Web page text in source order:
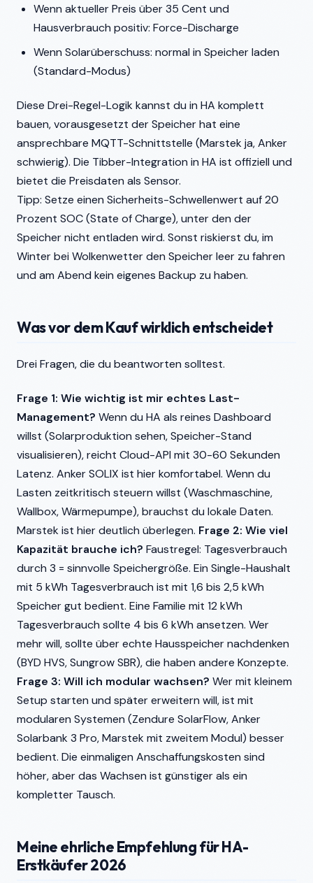
Wenn aktueller Preis über 35 Cent und
Hausverbrauch positiv: Force-Discharge
Wenn Solarüberschuss: normal in Speicher laden
(Standard-Modus)
Diese Drei-Regel-Logik kannst du in HA komplett
bauen, vorausgesetzt der Speicher hat eine
ansprechbare MQTT-Schnittstelle (Marstek ja, Anker
schwierig). Die Tibber-Integration in HA ist offiziell und
bietet die Preisdaten als Sensor.
Tipp: Setze einen Sicherheits-Schwellenwert auf 20
Prozent SOC (State of Charge), unter den der
Speicher nicht entladen wird. Sonst riskierst du, im
Winter bei Wolkenwetter den Speicher leer zu fahren
und am Abend kein eigenes Backup zu haben.
Was vor dem Kauf wirklich entscheidet
Drei Fragen, die du beantworten solltest.
Frage 1: Wie wichtig ist mir echtes Last-
Management? Wenn du HA als reines Dashboard
willst (Solarproduktion sehen, Speicher-Stand
visualisieren), reicht Cloud-API mit 30-60 Sekunden
Latenz. Anker SOLIX ist hier komfortabel. Wenn du
Lasten zeitkritisch steuern willst (Waschmaschine,
Wallbox, Wärmepumpe), brauchst du lokale Daten.
Marstek ist hier deutlich überlegen. Frage 2: Wie viel
Kapazität brauche ich? Faustregel: Tagesverbrauch
durch 3 = sinnvolle Speichergröße. Ein Single-Haushalt
mit 5 kWh Tagesverbrauch ist mit 1,6 bis 2,5 kWh
Speicher gut bedient. Eine Familie mit 12 kWh
Tagesverbrauch sollte 4 bis 6 kWh ansetzen. Wer
mehr will, sollte über echte Hausspeicher nachdenken
(BYD HVS, Sungrow SBR), die haben andere Konzepte.
Frage 3: Will ich modular wachsen? Wer mit kleinem
Setup starten und später erweitern will, ist mit
modularen Systemen (Zendure SolarFlow, Anker
Solarbank 3 Pro, Marstek mit zweitem Modul) besser
bedient. Die einmaligen Anschaffungskosten sind
höher, aber das Wachsen ist günstiger als ein
kompletter Tausch.
Meine ehrliche Empfehlung für HA-
Erstkäufer 2026